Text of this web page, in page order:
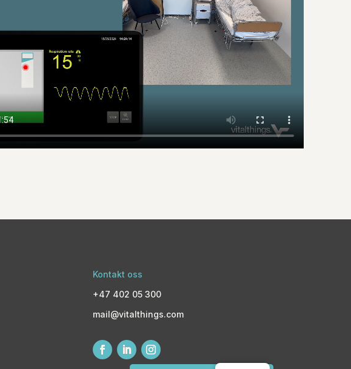
Kontakt oss
+47 402 05 300
mail@vitalthings.com